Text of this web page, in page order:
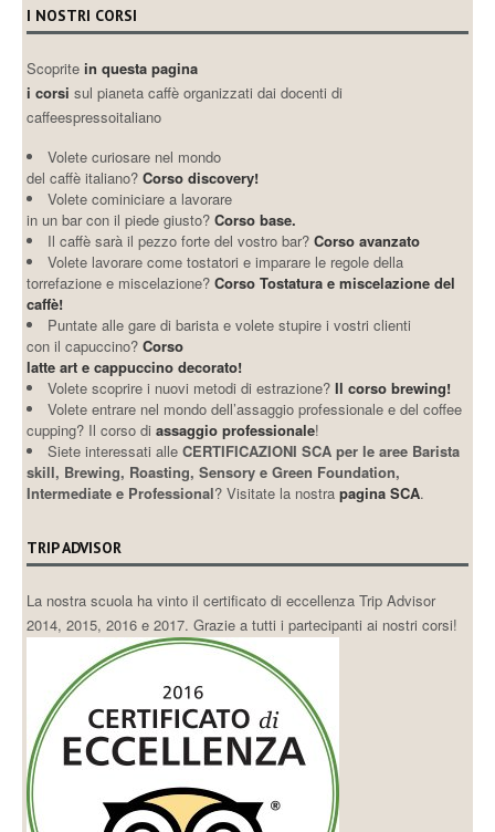
I NOSTRI CORSI
Scopritein questa pagina
i corsi sul pianeta caffè organizzati dai docenti di
caffeespressoitaliano
Volete curiosare nel mondo
del caffè italiano? Corso discovery!
Volete cominiciare a lavorare
in un bar con il piede giusto? Corso base.
Il caffè sarà il pezzo forte del vostro bar?Corso avanzato
Volete lavorare come tostatori e imparare le regole della
torrefazione e miscelazione?Corso Tostatura e miscelazione del
caffè!
Puntate alle gare di barista e volete stupire i vostri clienti
con il capuccino?Corso
latte art e cappuccino decorato!
Volete scoprire i nuovi metodi di estrazione?Il corso brewing!
Volete entrare nel mondo dell’assaggio professionale e del coffee
cupping? Il corso diassaggio professionale!
Siete interessati alleCERTIFICAZIONI SCA per le aree Barista
skill, Brewing, Roasting, Sensory e Green Foundation,
Intermediate e Professional? Visitate la nostrapagina SCA.
TRIP ADVISOR
La nostra scuola ha vinto il certificato di eccellenza Trip Advisor
2014, 2015, 2016 e 2017. Grazie a tutti i partecipanti ai nostri corsi!